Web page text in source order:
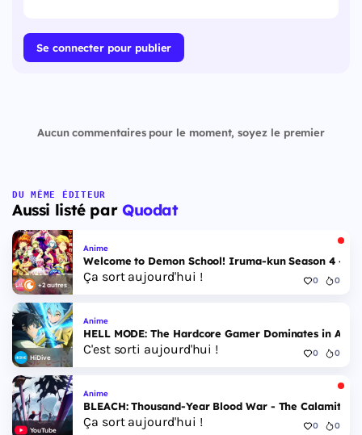
Se connecter pour publier
Aucun commentaires pour le moment, soyez le premier
DU MÊME ÉDITEUR
Aussi listé par Quodat
+2 autres
Anime
Welcome to Demon School! Iruma-kun Season 4 -
Ça sort aujourd'hui ! 0 0
HiDive
Anime
HELL MODE: The Hardcore Gamer Dominates in
C'est sorti aujourd'hui ! 0 0
YouTube
Anime
BLEACH: Thousand-Year Blood War - The Calamity -
Ça sort aujourd'hui ! 0 0